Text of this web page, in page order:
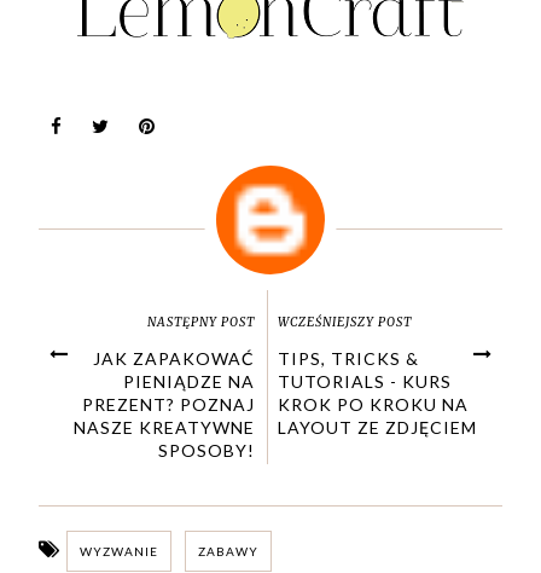
NASTĘPNY POST
JAK ZAPAKOWAĆ
PIENIĄDZE NA
PREZENT? POZNAJ
NASZE KREATYWNE
SPOSOBY!
WCZEŚNIEJSZY POST
TIPS, TRICKS &
TUTORIALS - KURS
KROK PO KROKU NA
LAYOUT ZE ZDJĘCIEM
WYZWANIE ZABAWY